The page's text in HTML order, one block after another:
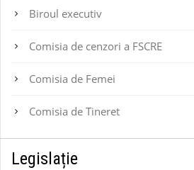
Biroul executiv
Comisia de cenzori a FSCRE
Comisia de Femei
Comisia de Tineret
Legislație